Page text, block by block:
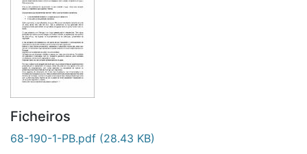
Ficheiros
68-190-1-PB.pdf (28.43 KB)